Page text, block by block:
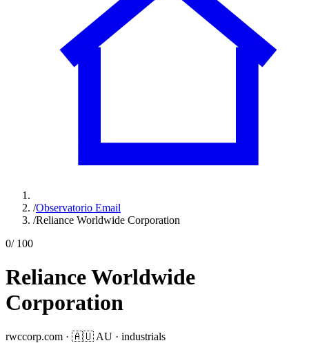
/Observatorio Email
/Reliance Worldwide Corporation
0/ 100
Reliance Worldwide
Corporation
rwccorp.com · 🇦🇺 AU · industrials